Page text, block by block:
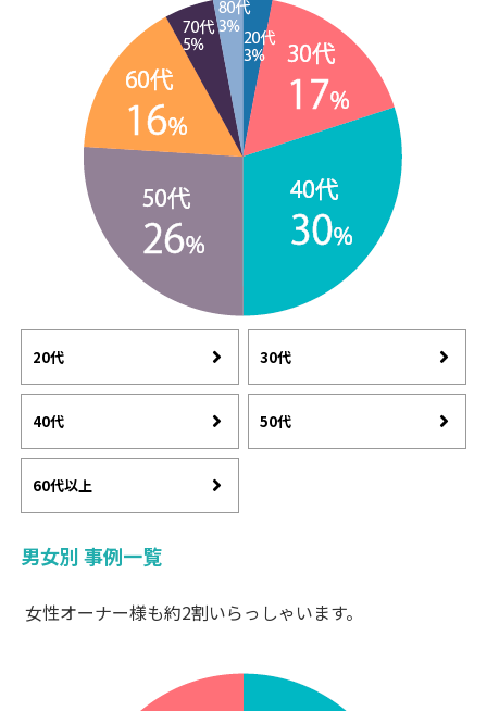
20代 30代
40代 50代
60代以上
男女別 事例一覧
女性オーナー様も約2割いらっしゃいます。